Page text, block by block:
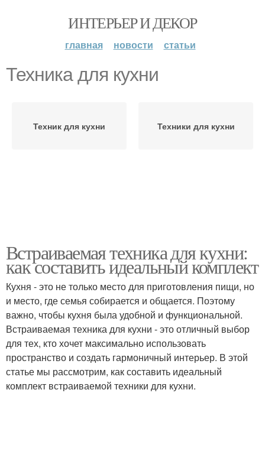
ИНТЕРЬЕР И ДЕКОР
главная новости статьи
Техника для кухни
Техник для кухни Техники для кухни
Встраиваемая техника для кухни:
как составить идеальный комплект
Кухня - это не только место для приготовления пищи, но
и место, где семья собирается и общается. Поэтому
важно, чтобы кухня была удобной и функциональной.
Встраиваемая техника для кухни - это отличный выбор
для тех, кто хочет максимально использовать
пространство и создать гармоничный интерьер. В этой
статье мы рассмотрим, как составить идеальный
комплект встраиваемой техники для кухни.